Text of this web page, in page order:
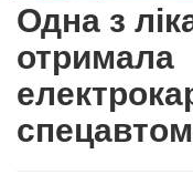
Одна з
отримала